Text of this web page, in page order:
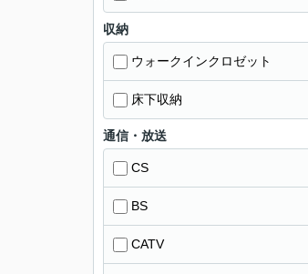
収納
ウォークインクロゼット
床下収納
通信・放送
CS
BS
CATV